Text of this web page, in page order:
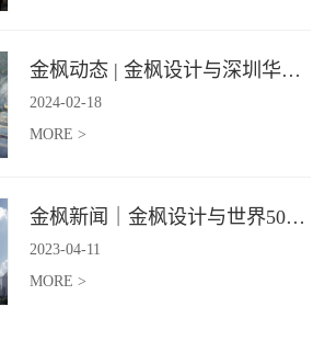
金枫动态 | 金枫设计与深圳华强集团携手打造华强商业旗舰项目——宝安华强广场美食街区
2024-02-18
MORE >
金枫新闻｜金枫设计与世界500强—索迪斯集团合作，携手打造广州星河湾中心美食广场
2023-04-11
MORE >